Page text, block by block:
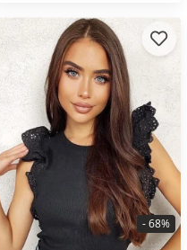
- 68%